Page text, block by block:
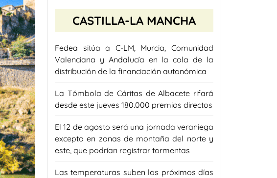
CASTILLA-LA MANCHA
Fedea sitúa a C-LM, Murcia, Comunidad
Valenciana y Andalucía en la cola de la
distribución de la financiación autonómica
La Tómbola de Cáritas de Albacete rifará
desde este jueves 180.000 premios directos
El 12 de agosto será una jornada veraniega
excepto en zonas de montaña del norte y
este, que podrían registrar tormentas
Las temperaturas suben los próximos días